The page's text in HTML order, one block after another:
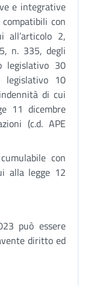
e integrative
con
all’articolo 2,
n. 335, degli
legislativo 30
10
di cui
11 dicembre
(c.d. APE
con
alla legge 12
può essere
diritto ed